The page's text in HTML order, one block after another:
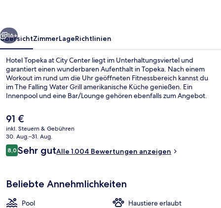
Weiter
16+
ÜbersichtZimmerLageRichtlinien
Hotel Topeka at City Center liegt im Unterhaltungsviertel und
garantiert einen wunderbaren Aufenthalt in Topeka. Nach einem
Workout im rund um die Uhr geöffneten Fitnessbereich kannst du
im The Falling Water Grill amerikanische Küche genießen. Ein
Innenpool und eine Bar/Lounge gehören ebenfalls zum Angebot.
Der
aktuelle
Preis
beträgt
91 €.
91 €
inkl. Steuern & Gebühren
30. Aug.–31. Aug.
Bewertungen
8,08,0 von 10.
Sehr gutAlle 1.004 Bewertungen anzeigen
Beliebte Annehmlichkeiten
Pool
Haustiere erlaubt